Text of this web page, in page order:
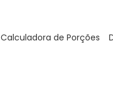
Calculadora de Porções